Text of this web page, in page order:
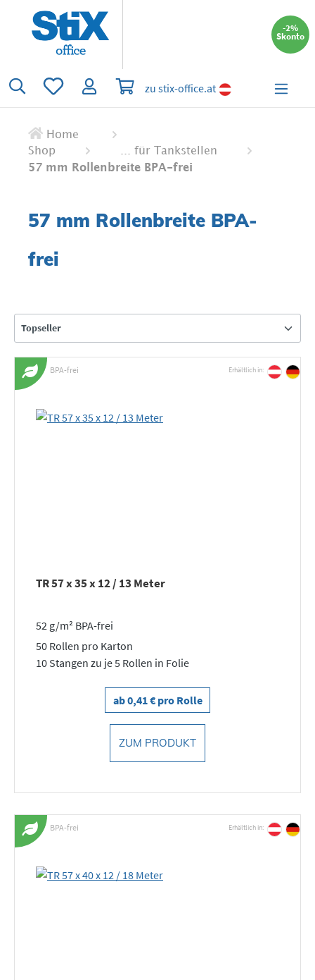
springen
-2%
Skonto
Du hast 0 Produkte auf dem Merkzettel
Warenkorb enthält 0 Positionen. Der
zu stix-office.at
Home
Shop
... für Tankstellen
57 mm Rollenbreite BPA-frei
57 mm Rollenbreite BPA-
frei
BPA-frei Erhältlich in:
TR 57 x 35 x 12 / 13 Meter
52 g/m² BPA-frei
50 Rollen pro Karton
10 Stangen zu je 5 Rollen in Folie
ab 0,41 € pro Rolle
ZUM PRODUKT
BPA-frei Erhältlich in: